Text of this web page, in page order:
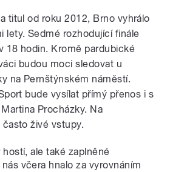
titul od roku 2012, Brno vyhrálo
lety. Sedmé rozhodující finále
18 hodin. Kromě pardubické
budou moci sledovat u
na Pernštýnském náměstí.
bude vysílat přímý přenos i s
Procházky. Na
živé vstupy.
ale také zaplněné
včera hnalo za vyrovnáním